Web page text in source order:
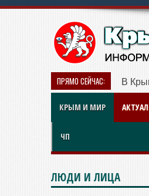
ПРЯМО СЕЙЧАС: В
КРЫМ И МИР
ЧП
ЛЮДИ И ЛИЦА